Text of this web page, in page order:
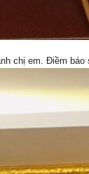
chị em. Điềm